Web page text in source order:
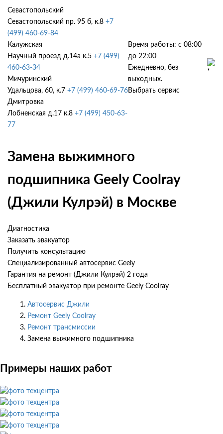
Севастопольский
Севастопольский пр. 95 б, к.8 +7
(499) 460-69-84
Калужская
Научный проезд д.14а к.5 +7 (499)
460-63-34
Мичуринский
Удальцова, 60, к.7 +7 (499) 460-69-76
Дмитровка
Лобненская д.17 к.8 +7 (499) 450-63-
77
Время работы: с 08:00
до 22:00
Ежедневно, без
выходных.
Выбрать сервис
Замена выжимного
подшипника Geely Coolray
(Джили Кулрэй) в Москве
Диагностика
Заказать эвакуатор
Получить консультацию
Специализированный автосервис Geely
Гарантия на ремонт (Джили Кулрэй) 2 года
Бесплатный эвакуатор при ремонте Geely Coolray
Автосервис Джили
Ремонт Geely Coolray
Ремонт трансмиссии
Замена выжимного подшипника
Примеры наших работ